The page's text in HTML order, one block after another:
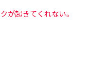
が起きてくれない。